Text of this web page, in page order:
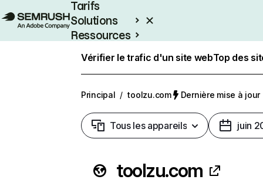
Tarifs
Solutions
Ressources
Vérifier le trafic d'un site webTop des
Principal / toolzu.com Dernière mise à
Tous les appareils juin
toolzu.com